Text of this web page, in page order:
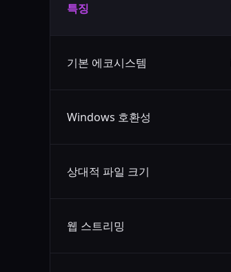
특징
기본 에코시스템
Windows 호환성
상대적 파일 크기
웹 스트리밍